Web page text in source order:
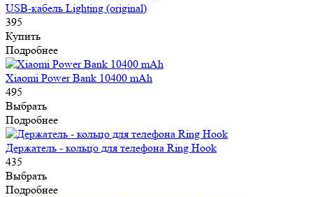
USB-кабель Lighting (original)
395
Купить
Подробнее
Xiaomi Power Bank 10400 mAh
495
Выбрать
Подробнее
Держатель - кольцо для телефона Ring Hook
435
Выбрать
Подробнее